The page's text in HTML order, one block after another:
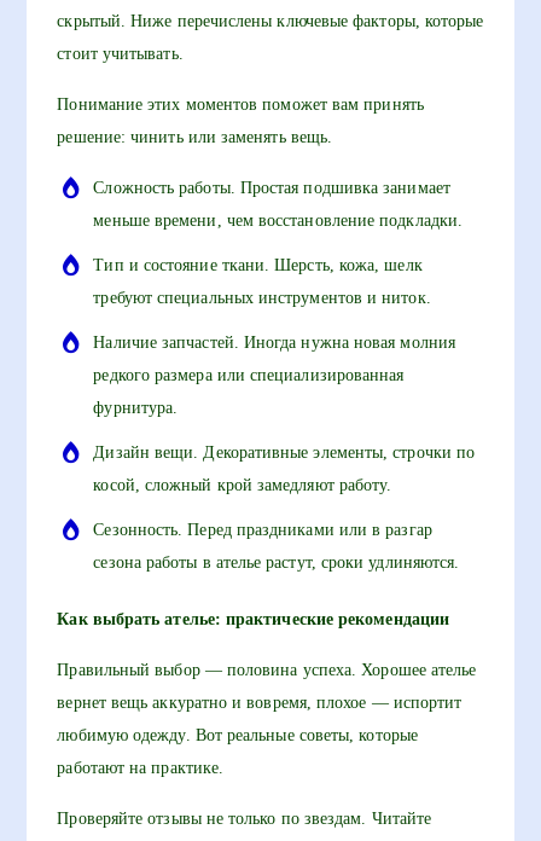
скрытый. Ниже перечислены ключевые факторы, которые
стоит учитывать.
Понимание этих моментов поможет вам принять
решение: чинить или заменять вещь.
Сложность работы. Простая подшивка занимает
меньше времени, чем восстановление подкладки.
Тип и состояние ткани. Шерсть, кожа, шелк
требуют специальных инструментов и ниток.
Наличие запчастей. Иногда нужна новая молния
редкого размера или специализированная
фурнитура.
Дизайн вещи. Декоративные элементы, строчки по
косой, сложный крой замедляют работу.
Сезонность. Перед праздниками или в разгар
сезона работы в ателье растут, сроки удлиняются.
Как выбрать ателье: практические рекомендации
Правильный выбор — половина успеха. Хорошее ателье
вернет вещь аккуратно и вовремя, плохое — испортит
любимую одежду. Вот реальные советы, которые
работают на практике.
Проверяйте отзывы не только по звездам. Читайте